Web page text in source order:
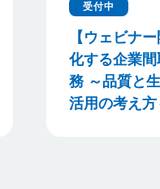
受付中
【ウェビナ
化する企業
務 ～品質と
活用の考え方